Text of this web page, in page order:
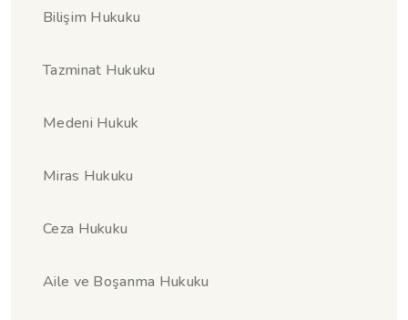
Bilişim Hukuku
Tazminat Hukuku
Medeni Hukuk
Miras Hukuku
Ceza Hukuku
Aile ve Boşanma Hukuku